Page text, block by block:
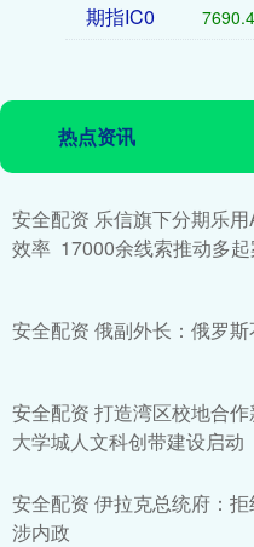
期指IC0
热点资讯
安全配资 乐信旗下分期乐
效率 17000余线索推动多
安全配资 俄副外长：俄罗
安全配资 打造湾区校地合
大学城人文科创带建设启动
安全配资 伊拉克总统府：
涉内政